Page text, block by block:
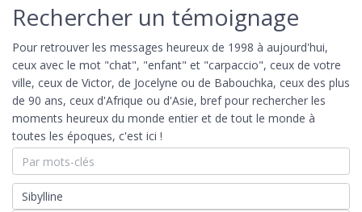
Rechercher un témoignage
Pour retrouver les messages heureux de 1998 à aujourd'hui,
ceux avec le mot "chat", "enfant" et "carpaccio", ceux de votre
ville, ceux de Victor, de Jocelyne ou de Babouchka, ceux des plus
de 90 ans, ceux d'Afrique ou d'Asie, bref pour rechercher les
moments heureux du monde entier et de tout le monde à
toutes les époques, c'est ici !